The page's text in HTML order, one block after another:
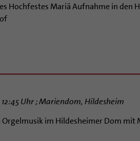
Hochfestes Mariä Aufnahme in den
12:45 Uhr ; Mariendom, Hildesheim
im Hildesheimer Dom